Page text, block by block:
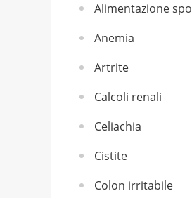
Alimentazione
Anemia
Artrite
Calcoli renali
Celiachia
Cistite
Colon irritabile